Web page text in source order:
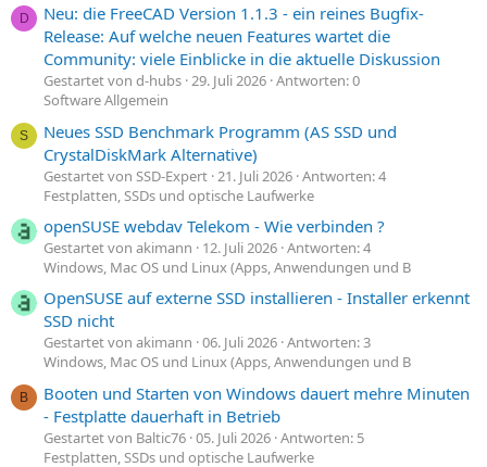
D
Neu: die FreeCAD Version 1.1.3 - ein reines Bugfix-
Release: Auf welche neuen Features wartet die
Community: viele Einblicke in die aktuelle Diskussion
Gestartet von d-hubs 29. Juli 2026 Antworten: 0
Software Allgemein
S
Neues SSD Benchmark Programm (AS SSD und
CrystalDiskMark Alternative)
Gestartet von SSD-Expert 21. Juli 2026 Antworten: 4
Festplatten, SSDs und optische Laufwerke
openSUSE webdav Telekom - Wie verbinden ?
Gestartet von akimann 12. Juli 2026 Antworten: 4
Windows, Mac OS und Linux (Apps, Anwendungen und B
OpenSUSE auf externe SSD installieren - Installer erkennt
SSD nicht
Gestartet von akimann 06. Juli 2026 Antworten: 3
Windows, Mac OS und Linux (Apps, Anwendungen und B
B
Booten und Starten von Windows dauert mehre Minuten
- Festplatte dauerhaft in Betrieb
Gestartet von Baltic76 05. Juli 2026 Antworten: 5
Festplatten, SSDs und optische Laufwerke